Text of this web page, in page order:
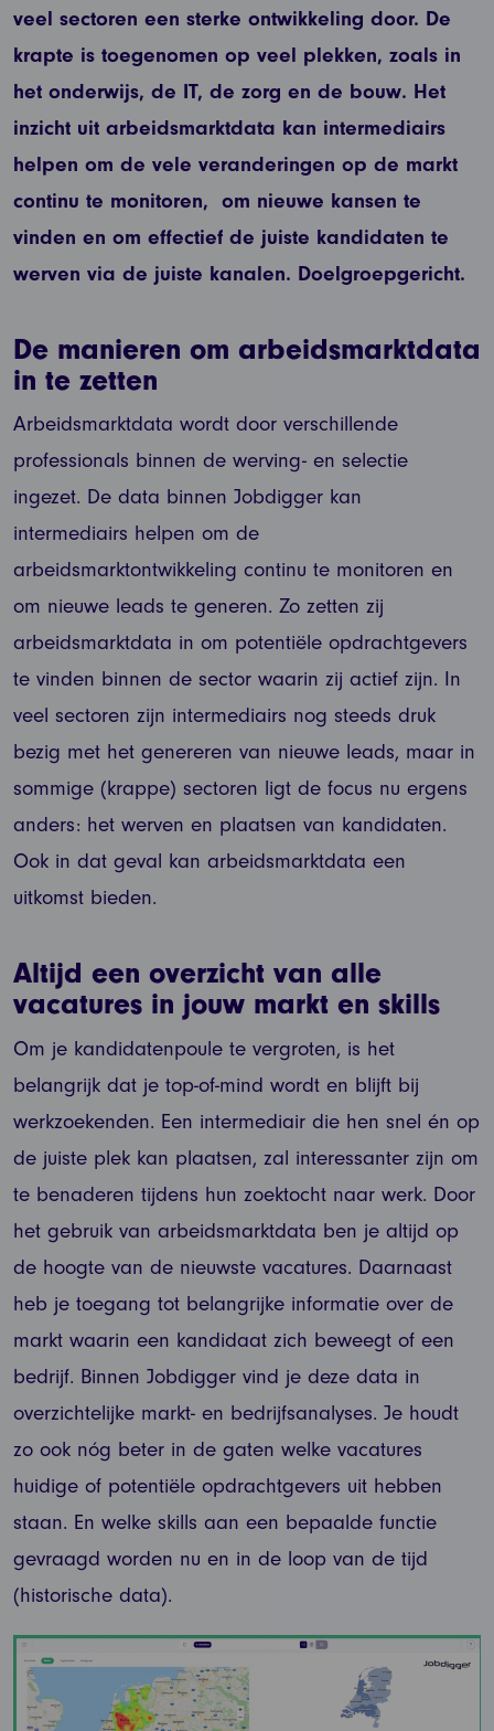
veel sectoren een sterke ontwikkeling door. De
krapte is toegenomen op veel plekken, zoals in
het onderwijs, de IT, de zorg en de bouw. Het
inzicht uit arbeidsmarktdata kan intermediairs
helpen om de vele veranderingen op de markt
continu te monitoren, om nieuwe kansen te
vinden en om effectief de juiste kandidaten te
werven via de juiste kanalen. Doelgroepgericht.
De manieren om arbeidsmarktdata
in te zetten
Arbeidsmarktdata wordt door verschillende
professionals binnen de werving- en selectie
ingezet. De data binnen Jobdigger kan
intermediairs helpen om de
arbeidsmarktontwikkeling continu te monitoren en
om nieuwe leads te generen. Zo zetten zij
arbeidsmarktdata in om potentiële opdrachtgevers
te vinden binnen de sector waarin zij actief zijn. In
veel sectoren zijn intermediairs nog steeds druk
bezig met het genereren van nieuwe leads, maar in
sommige (krappe) sectoren ligt de focus nu ergens
anders: het werven en plaatsen van kandidaten.
Ook in dat geval kan arbeidsmarktdata een
uitkomst bieden.
Altijd een overzicht van alle
vacatures in jouw markt en skills
Om je kandidatenpoule te vergroten, is het
belangrijk dat je top-of-mind wordt en blijft bij
werkzoekenden. Een intermediair die hen snel én op
de juiste plek kan plaatsen, zal interessanter zijn om
te benaderen tijdens hun zoektocht naar werk. Door
het gebruik van arbeidsmarktdata ben je altijd op
de hoogte van de nieuwste vacatures. Daarnaast
heb je toegang tot belangrijke informatie over de
markt waarin een kandidaat zich beweegt of een
bedrijf. Binnen Jobdigger vind je deze data in
overzichtelijke markt- en bedrijfsanalyses. Je houdt
zo ook nóg beter in de gaten welke vacatures
huidige of potentiële opdrachtgevers uit hebben
staan. En welke skills aan een bepaalde functie
gevraagd worden nu en in de loop van de tijd
(historische data).